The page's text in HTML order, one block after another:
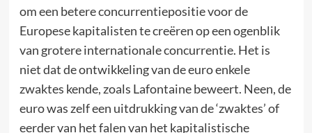
om een betere concurrentiepositie voor de
Europese kapitalisten te creëren op een ogenblik
van grotere internationale concurrentie. Het is
niet dat de ontwikkeling van de euro enkele
zwaktes kende, zoals Lafontaine beweert. Neen, de
euro was zelf een uitdrukking van de ‘zwaktes’ of
eerder van het falen van het kapitalistische